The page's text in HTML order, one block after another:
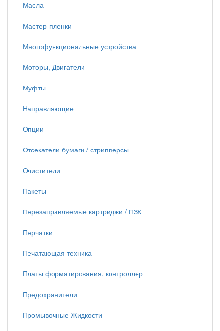
Масла
Мастер-пленки
Многофункциональные устройства
Моторы, Двигатели
Муфты
Направляющие
Опции
Отсекатели бумаги / стрипперсы
Очистители
Пакеты
Перезаправляемые картриджи / ПЗК
Перчатки
Печатающая техника
Платы форматирования, контроллер
Предохранители
Промывочные Жидкости